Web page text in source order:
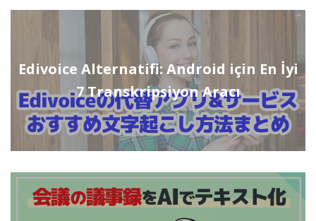
Edivoice Alternatifi: Android için En İyi
7 Transkripsiyon Aracı